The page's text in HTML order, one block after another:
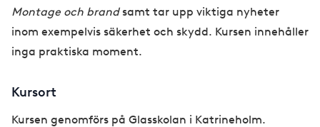
Montage och brand samt tar upp viktiga nyheter
inom exempelvis säkerhet och skydd. Kursen innehåller
inga praktiska moment.
Kursort
Kursen genomförs på Glasskolan i Katrineholm.